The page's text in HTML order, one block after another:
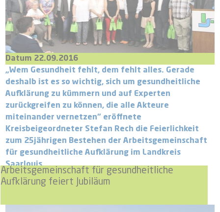
Arbeitsgemeinschaft für gesundheitliche
Aufklärung feiert Jubiläum
Datum 22.09.2016
„Wem Gesundheit fehlt, dem fehlt alles. Gerade
deshalb ist es so wichtig, sich um gesundheitliche
Aufklärung zu kümmern und auf Experten
zurückgreifen zu können, die alle Akteure
miteinander vernetzen“ eröffnete
Kreisbeigeordneter Stefan Rech die Feierlichkeit
zum 25jährigen Bestehen der Arbeitsgemeinschaft
für gesundheitliche Aufklärung im Landkreis
Saarlouis.